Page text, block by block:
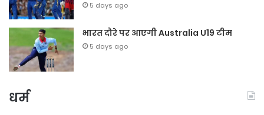
5 days ago
भारत दौरे पर आएगी Australia U19 टीम
5 days ago
धर्म